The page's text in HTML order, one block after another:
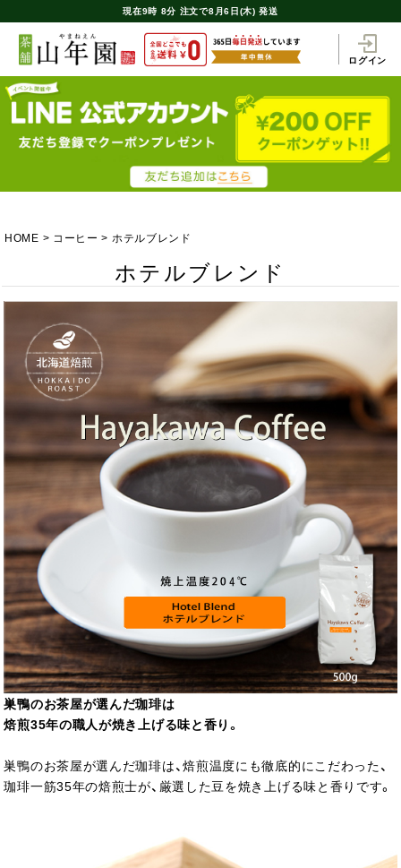
現在9時 8分 注文で8月6日(木) 発送
ログイン
HOME コーヒー ホテルブレンド
ホテルブレンド
巣鴨のお茶屋が選んだ珈琲は
焙煎35年の職人が焼き上げる味と香り。
巣鴨のお茶屋が選んだ珈琲は、焙煎温度にも徹底的にこだわった、
珈琲一筋35年の焙煎士が、厳選した豆を焼き上げる味と香りです。